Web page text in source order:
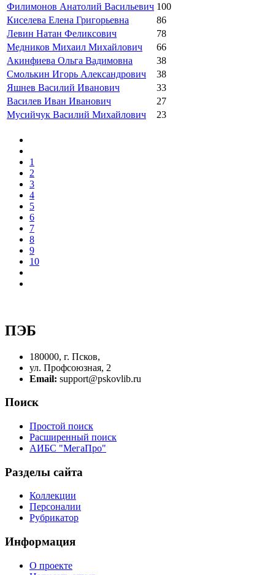
Филимонов Анатолий Васильевич 100
Киселева Елена Григорьевна
86
Левин Натан Феликсович
78
Медников Михаил Михайлович
66
Акинфиева Ольга Вадимовна
38
Смолькин Игорь Александрович
38
Яшнев Василий Иванович
33
Василев Иван Иванович
27
Мусийчук Василий Михайлович
23
1
2
3
4
5
6
7
8
9
10
ПЭБ
180000, г. Псков,
ул. Профсоюзная, 2
Email: support@pskovlib.ru
Поиск
Простой поиск
Расширенный поиск
АИБС "МегаПро"
Разделы сайта
Коллекции
Персоналии
Рубрикатор
Информация
О проекте